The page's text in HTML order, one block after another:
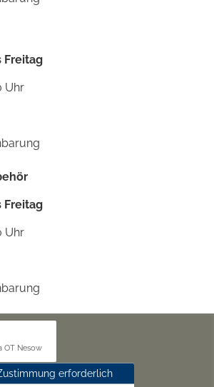
Freitag
Uhr
Freitag
Uhr
OT Nesow
erforderlich